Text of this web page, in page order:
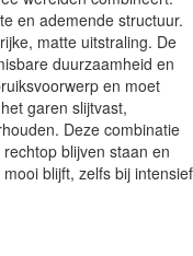
en ademende structuur.
matte uitstraling. De
duurzaamheid en
en moet
garen slijtvast,
Deze combinatie
blijven staan en
blijft, zelfs bij intensief